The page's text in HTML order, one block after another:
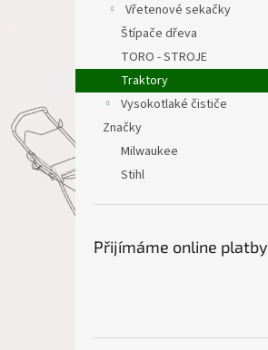
Vřetenové sekačky
Štípače dřeva
TORO - STROJE
Traktory
Vysokotlaké čističe
Značky
Milwaukee
Stihl
Přijímáme online platby